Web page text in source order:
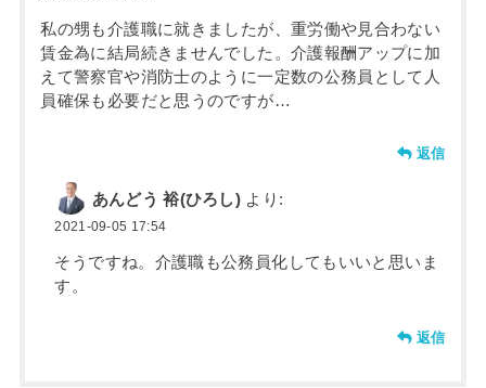
私の甥も介護職に就きましたが、重労働や見合わない
賃金為に結局続きませんでした。介護報酬アップに加
えて警察官や消防士のように一定数の公務員として人
員確保も必要だと思うのですが…
返信
あんどう 裕(ひろし) より:
2021-09-05 17:54
そうですね。介護職も公務員化してもいいと思いま
す。
返信